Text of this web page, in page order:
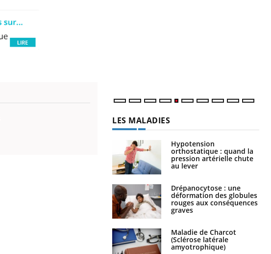
LES MALADIES
Hypotension
orthostatique : quand la
pression artérielle chute
au lever
Drépanocytose : une
déformation des globules
rouges aux conséquences
graves
Maladie de Charcot
(Sclérose latérale
amyotrophique)